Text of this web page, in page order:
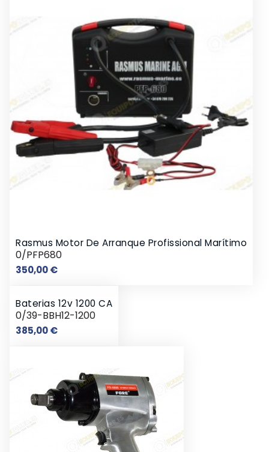
Rasmus Motor De Arranque Profissional Marítimo
0/PFP680
350,00 €Preço
Baterias 12v 1200 CA
0/39-BBH12-1200
385,00 €Preço